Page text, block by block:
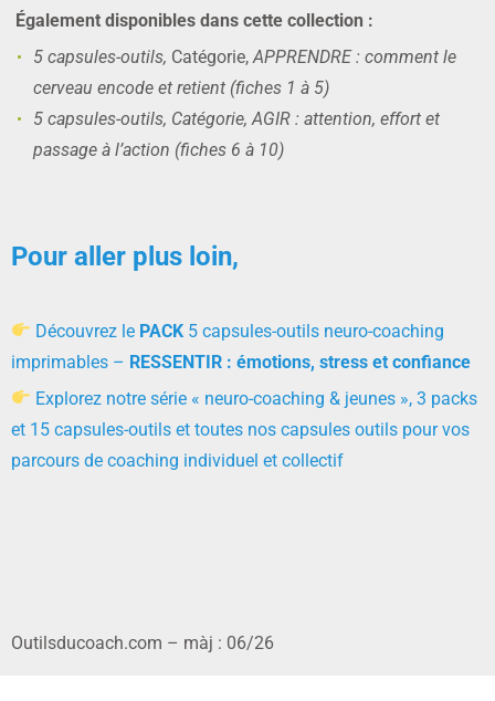
Également disponibles dans cette collection :
5 capsules-outils, Catégorie, APPRENDRE : comment le
cerveau encode et retient (fiches 1 à 5)
5 capsules-outils, Catégorie, AGIR : attention, effort et
passage à l’action (fiches 6 à 10)
Pour aller plus loin,
Découvrez le PACK 5 capsules-outils neuro-coaching
imprimables – RESSENTIR : émotions, stress et confiance
Explorez notre série « neuro-coaching & jeunes », 3 packs
et 15 capsules-outils et toutes nos capsules outils pour vos
parcours de coaching individuel et collectif
Outilsducoach.com – màj : 06/26